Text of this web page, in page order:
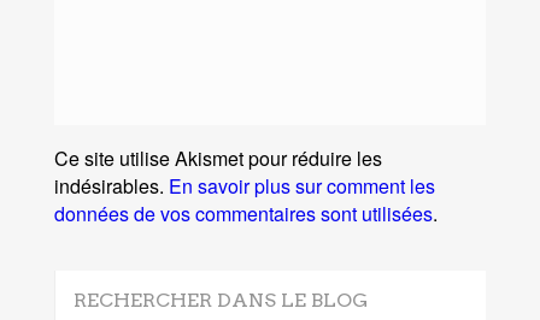
Ce site utilise Akismet pour réduire les
indésirables. En savoir plus sur comment les
données de vos commentaires sont utilisées.
RECHERCHER DANS LE BLOG